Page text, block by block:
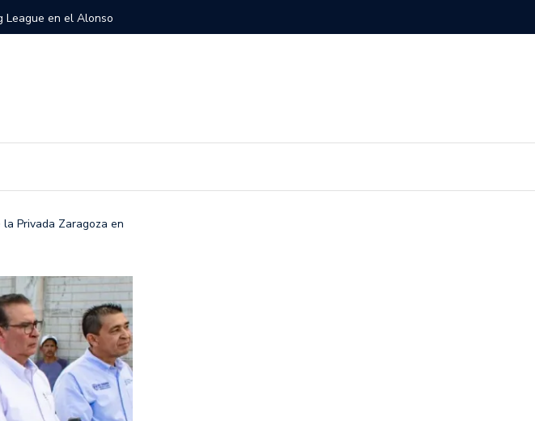
League en el Alonso
de Camargo para el control de insectos.
Privada Zaragoza en